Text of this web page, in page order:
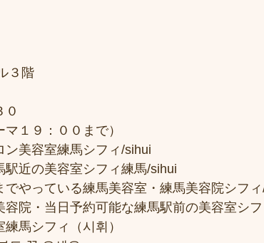
３階
０
１９：００まで）
美容室練馬シフィ/sihui
駅近の美容室シフィ練馬/sihui
やっている練馬美容室・練馬美容院シフ
院・当日予約可能な練馬駅前の美容室シ
馬シフィ（시휘）